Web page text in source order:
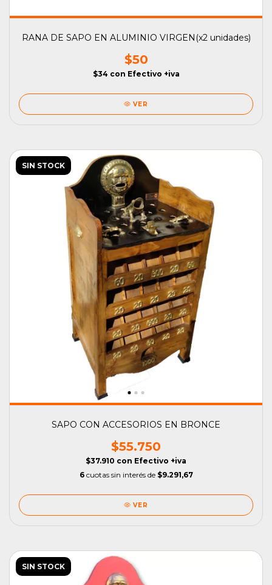
RANA DE SAPO EN ALUMINIO VIRGEN(x2 unidades)
$50
$34 con Efectivo +iva
VER
SIN STOCK
SAPO CON ACCESORIOS EN BRONCE
$55.750
$37.910 con Efectivo +iva
6 cuotas sin interés de $9.291,67
VER
SIN STOCK